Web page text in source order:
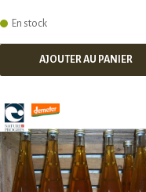
En stock
AJOUTER AU PANIER